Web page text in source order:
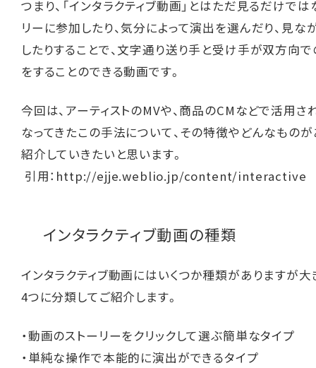
つまり、「インタラクティブ動画」とはただ見るだけでは
リーに参加したり、気分によって演出を選んだり、見な
したりすることで、文字通り送り手と受け手が双方向で
をすることのできる動画です。
今回は、アーティストのMVや、商品のCMなどで活用さ
なってきたこの手法について、その特徴やどんなもの
紹介していきたいと思います。
引用： http://ejje.weblio.jp/content/interactive
インタラクティブ動画の種類
インタラクティブ動画にはいくつか種類がありますが大
4つに分類してご紹介します。
・動画のストーリーをクリックして選ぶ簡単なタイプ
・単純な操作で本能的に演出ができるタイプ